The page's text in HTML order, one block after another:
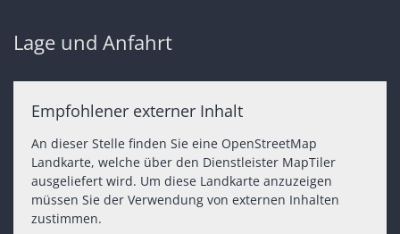
Lage und Anfahrt
Empfohlener externer Inhalt
An dieser Stelle finden Sie eine OpenStreetMap
Landkarte, welche über den Dienstleister MapTiler
ausgeliefert wird. Um diese Landkarte anzuzeigen
müssen Sie der Verwendung von externen Inhalten
zustimmen.